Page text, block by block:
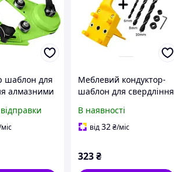
шаблон для
алмазними
(з однією
Меблевий кондуктор-
шаблон для свердління
мм
В наявності
від32₴/міс
323₴